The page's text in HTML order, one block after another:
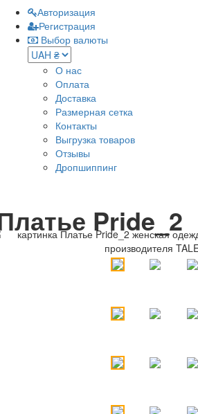
Авторизация
Регистрация
Выбор валюты
О нас
Оплата
Доставка
Размерная сетка
Контакты
Выгрузка товаров
Отзывы
Дропшиппинг
Pride_2